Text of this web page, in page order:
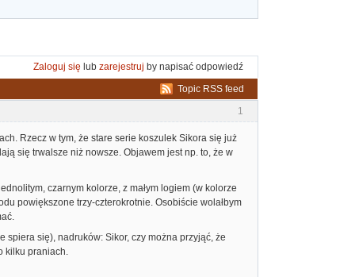
Zaloguj się lub zarejestruj by napisać odpowiedź
Topic RSS feed
1
Rzecz w tym, że stare serie koszulek Sikora się już
się trwalsze niż nowsze. Objawem jest np. to, że w
czarnym kolorze, z małym logiem (w kolorze
powiększone trzy-czterokrotnie. Osobiście wolałbym
spiera się), nadruków: Sikor, czy można przyjąć, że
kilku praniach.